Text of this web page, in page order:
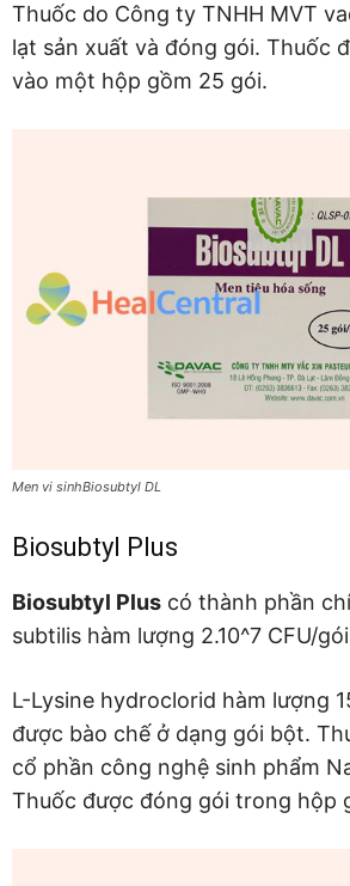
Thuốc do Công ty TNHH MVT
lạt sản xuất và đóng gói. Thuốc
vào một hộp gồm 25 gói.
Men vi sinhBiosubtyl DL
Biosubtyl Plus
Biosubtyl Plus có thành phần
subtilis hàm lượng 2.10^7 CFU/gói
L-Lysine hydroclorid hàm lượng
được bào chế ở dạng gói bột.
cổ phần công nghệ sinh phẩm
Thuốc được đóng gói trong hộp